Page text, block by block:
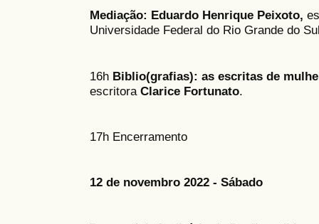
Mediação: Eduardo Henrique Peixoto,
Universidade Federal do Rio Grande do
16h Biblio(grafias): as escritas de
escritora Clarice Fortunato.
17h Encerramento
12 de novembro 2022 - Sábado